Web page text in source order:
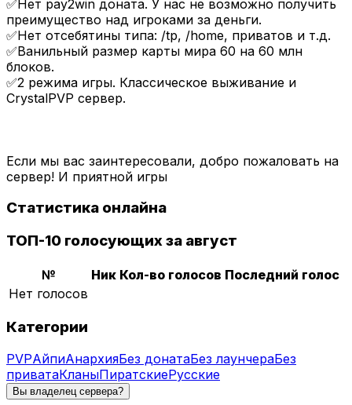
✅Нет pay2win доната. У нас не возможно получить
преимущество над игроками за деньги.
✅Нет отсебятины типа: /tp, /home, приватов и т.д.
✅Ванильный размер карты мира 60 на 60 млн
блоков.
✅2 режима игры. Классическое выживание и
CrystalPVP сервер.
Если мы вас заинтересовали, добро пожаловать на
сервер! И приятной игры
Статистика онлайна
ТОП-10 голосующих за август
№ Ник Кол-во голосов Последний голос
Нет голосов
Категории
PVPАйпиАнархияБез донатаБез лаунчераБез
приватаКланыПиратскиеРусские
Вы владелец сервера?